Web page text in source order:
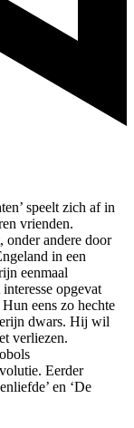
speelt zich af in
vrienden.
onder andere door
in een
eenmaal
opgevat
eens zo hechte
dwars. Hij wil
verliezen.
Eerder
en ‘De